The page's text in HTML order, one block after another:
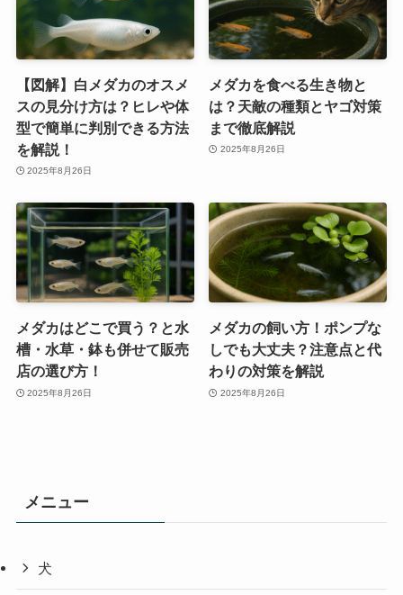
【図解】白メダカのオスメ
スの見分け方は？ヒレや体
型で簡単に判別できる方法
を解説！
2025年8月26日
メダカを食べる生き物と
は？天敵の種類とヤゴ対策
まで徹底解説
2025年8月26日
メダカはどこで買う？と水
槽・水草・鉢も併せて販売
店の選び方！
2025年8月26日
メダカの飼い方！ポンプな
しでも大丈夫？注意点と代
わりの対策を解説
2025年8月26日
メニュー
犬